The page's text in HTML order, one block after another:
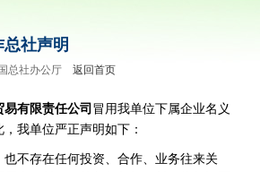
社声明
总社办公厅 返回首页
有限责任公司 冒用我单位下属企业名义
我单位严正声明如下：
不存在任何投资、合作、业务往来关